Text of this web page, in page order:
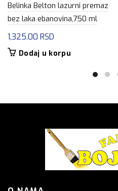
Belinka Belton lazurni premaz
bez laka ebanovina,750 ml
1,325.00 RSD
Dodaj u korpu